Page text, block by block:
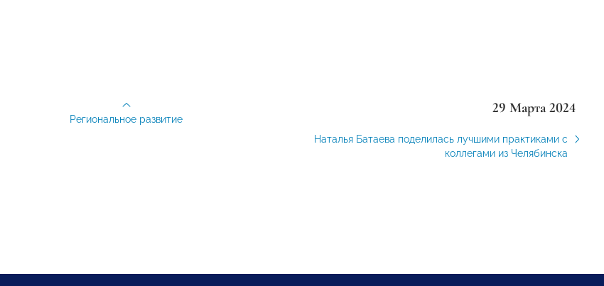
29 Марта 2024
Наталья Батаева поделилась лучшими практиками с
коллегами из Челябинска
Региональное развитие